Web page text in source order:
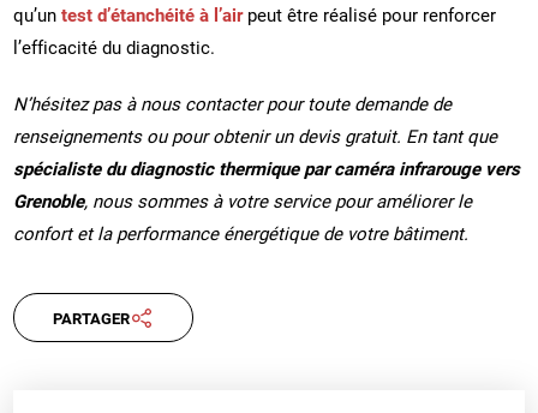
qu’untest d’étanchéité à l’airpeut être réalisé pour renforcer
l’efficacité du diagnostic.
N’hésitez pas à nous contacter pour toute demande de
renseignements ou pour obtenir un devis gratuit. En tant que
spécialiste du diagnostic thermique par caméra infrarouge vers
Grenoble, nous sommes à votre service pour améliorer le
confort et la performance énergétique de votre bâtiment.
PARTAGER